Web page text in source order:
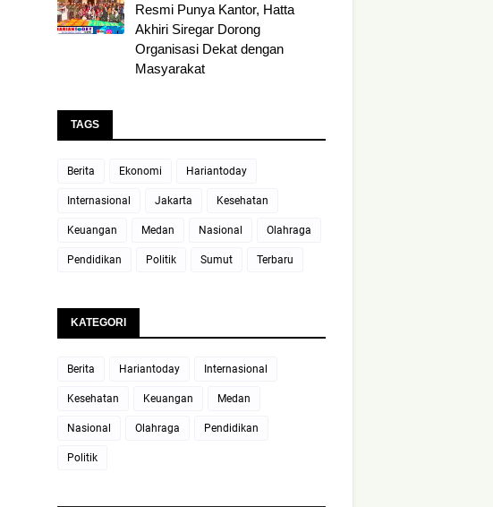
Resmi Punya Kantor, Hatta
Akhiri Siregar Dorong
Organisasi Dekat dengan
Masyarakat
TAGS
Berita Ekonomi Hariantoday
Internasional Jakarta Kesehatan
Keuangan Medan Nasional Olahraga
Pendidikan Politik Sumut Terbaru
KATEGORI
Berita Hariantoday Internasional
Kesehatan Keuangan Medan
Nasional Olahraga Pendidikan
Politik